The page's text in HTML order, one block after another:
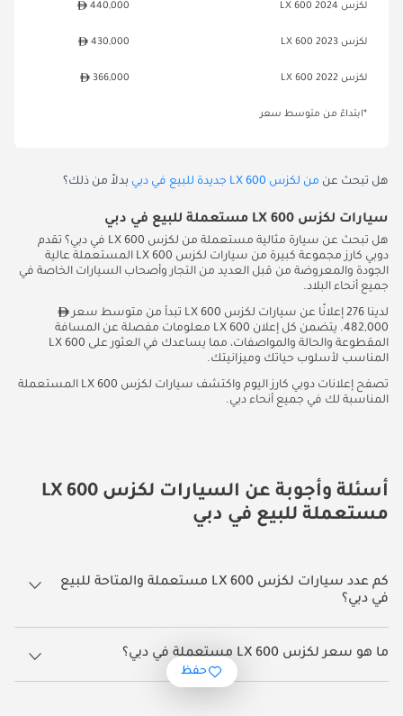
لكزس LX 600 2024 440,000
لكزس LX 600 2023 430,000
لكزس LX 600 2022 366,000
*ابتداءً من متوسط سعر
هل تبحث عن من لكزس LX 600 جديدة للبيع في دبي بدلاً من ذلك؟
سيارات لكزس LX 600 مستعملة للبيع في دبي
هل تبحث عن سيارة مثالية مستعملة من لكزس LX 600 في دبي؟ تقدم
دوبي كارز مجموعة كبيرة من سيارات لكزس LX 600 المستعملة عالية
الجودة والمعروضة من قبل العديد من التجار وأصحاب السيارات الخاصة في
جميع أنحاء البلاد.
لدينا 276 إعلانًا عن سيارات لكزس LX 600 تبدأ من متوسط سعر
482,000. يتضمن كل إعلان LX 600 معلومات مفصلة عن المسافة
المقطوعة والحالة والمواصفات، مما يساعدك في العثور على LX 600
المناسب لأسلوب حياتك وميزانيتك.
تصفح إعلانات دوبي كارز اليوم واكتشف سيارات لكزس LX 600 المستعملة
المناسبة لك في جميع أنحاء دبي.
أسئلة وأجوبة عن السيارات لكزس LX 600
مستعملة للبيع في دبي
كم عدد سيارات لكزس LX 600 مستعملة والمتاحة للبيع
في دبي؟
276 سيارة لكزس LX 600 مستعملة متوفرة للبيع في دبي.
ما هو سعر لكزس LX 600 مستعملة في دبي؟
يبدأ سعر سيارة لكزس LX 600 مستعملة في دبي 482,000.
حفظ